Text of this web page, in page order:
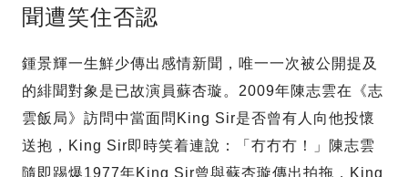
聞遭笑住否認
鍾景輝一生鮮少傳出感情新聞，唯一一次被公開提及
的緋聞對象是已故演員蘇杏璇。2009年陳志雲在《志
雲飯局》訪問中當面問King Sir是否曾有人向他投懷
送抱，King Sir即時笑着連說：「冇冇冇！」陳志雲
隨即踢爆1977年King Sir曾與蘇杏璇傳出拍拖，King